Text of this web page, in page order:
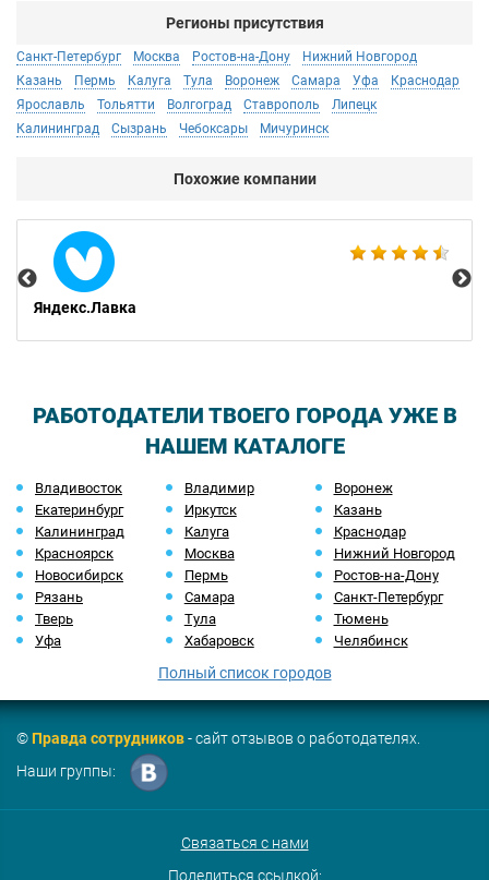
Регионы присутствия
Санкт-Петербург Москва Ростов-на-Дону
Нижний Новгород
Казань
Пермь Калуга Тула Воронеж Самара Уфа
Краснодар
Ярославль
Тольятти Волгоград Ставрополь
Липецк
Калининград
Сызрань Чебоксары Мичуринск
Похожие компании
Яндекс.Лавка
РАБОТОДАТЕЛИ ТВОЕГО ГОРОДА УЖЕ В
НАШЕМ КАТАЛОГЕ
Владивосток Владимир
Воронеж
Екатеринбург
Иркутск
Казань
Калининград
Калуга
Краснодар
Красноярск
Москва
Нижний Новгород
Новосибирск
Пермь
Ростов-на-Дону
Рязань
Самара
Санкт-Петербург
Тверь
Тула
Тюмень
Уфа
Хабаровск Челябинск
Полный список городов
©Правда сотрудников- сайт отзывов о работодателях.
Наши группы:
Связаться с нами
Поделиться ссылкой: